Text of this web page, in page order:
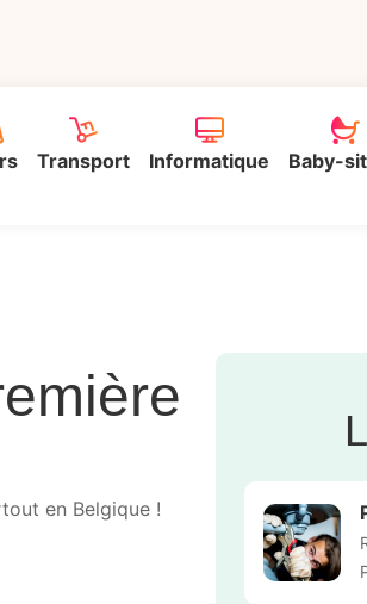
Transport Informatique Baby-
en Belgique !